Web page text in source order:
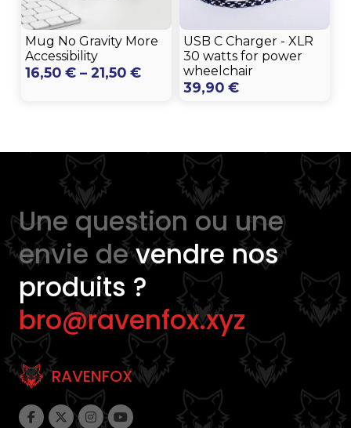
Mug No Gravity More
Accessibility
16,50 € – 21,50 €Price
range:
USB C Charger - XLR
30 watts for power
wheelchair
39,90 €
Une question ou une
envie devendre nos
produits ?
bro@ravenfox.xyz
RAVENFOX